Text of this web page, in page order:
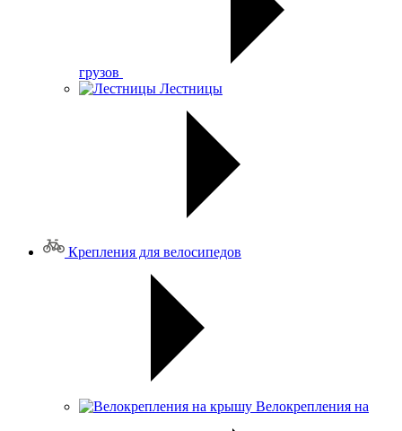
грузов
Лестницы
Крепления для велосипедов
Велокрепления на